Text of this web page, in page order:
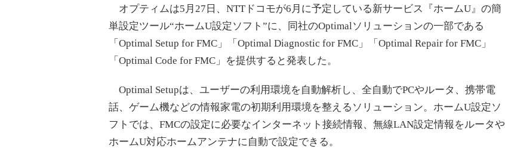
オプティムは5月27日、NTTドコモが6月に予定している新サービス『ホームU』の簡
単設定ツール“ホームU設定ソフト”に、同社のOptimalソリューションの一部である
「Optimal Setup for FMC」「Optimal Diagnostic for FMC」「Optimal Repair for FMC」
「Optimal Code for FMC」を提供すると発表した。
Optimal Setupは、ユーザーの利用環境を自動解析し、全自動でPCやルータ、携帯電
話、ゲーム機などの情報家電の初期利用環境を整えるソリューション。ホームU設定ソ
フトでは、FMCの設定に必要なインターネット接続情報、無線LAN設定情報をルータや
ホームU対応ホームアンテナに自動で設定できる。